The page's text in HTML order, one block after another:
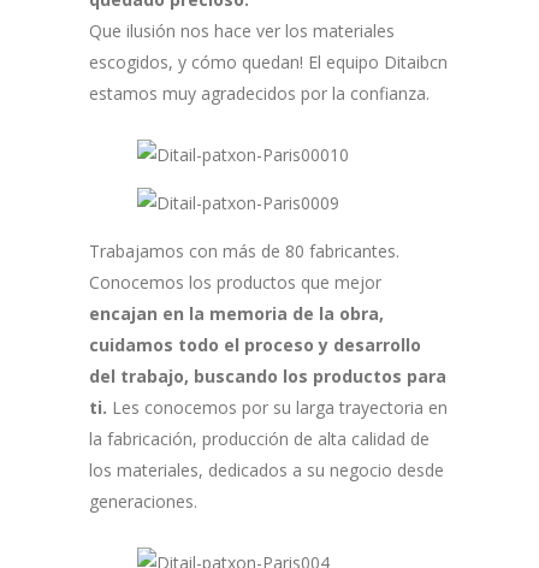
Que ilusión nos hace ver los materiales
escogidos, y cómo quedan! El equipo Ditaibcn
estamos muy agradecidos por la confianza.
Trabajamos con más de 80 fabricantes.
Conocemos los productos que mejor
encajan en la memoria de la obra,
cuidamos todo el proceso y desarrollo
del trabajo, buscando los productos para
ti. Les conocemos por su larga trayectoria en
la fabricación, producción de alta calidad de
los materiales, dedicados a su negocio desde
generaciones.